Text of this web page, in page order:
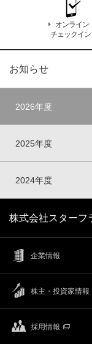
お知らせ
2026年度
2025年度
2024年度
オンライン
チェックイン
株式会社スターフ
企業情報
株主・投資家情報
採用情報